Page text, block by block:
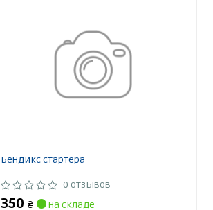
Бендикс стартера
0 отзывов
350 ₴
на складе